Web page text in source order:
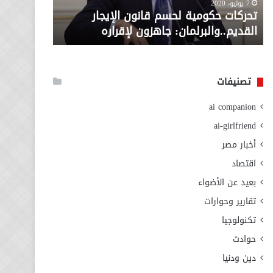
لإقراره
7 يوليو، 2020
تحركات حكومية لحسم قانون الإيجار
القديم..والبرلمان: جاهزون لإقراره
من
وزارة
الاجتماعي
تصنيفات
ai companion
ai-girlfriend
أخبار مصر
اقتصاد
بعيد عن الأضواء
تقارير وحوارات
تكنولوجيا
حوادث
دين ودنيا